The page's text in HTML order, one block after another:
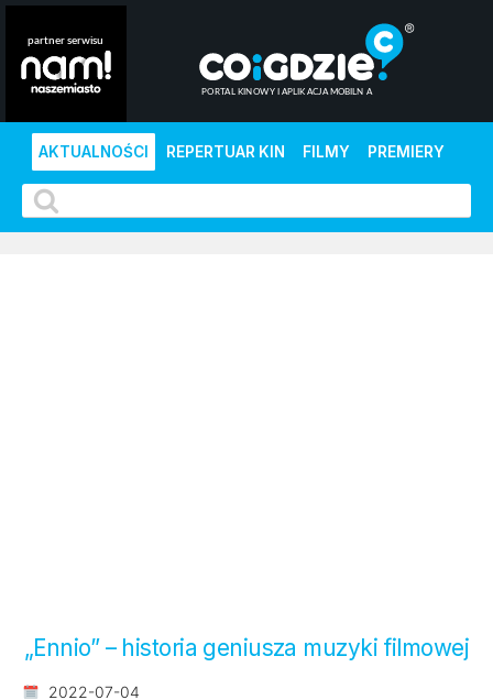
AKTUALNOŚCI REPERTUAR KIN FILMY PREMIERY
„Ennio” – historia geniusza muzyki filmowej
2022-07-04